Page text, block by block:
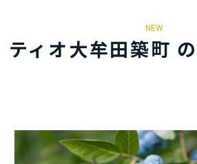
NEW
ティオ大牟田築町